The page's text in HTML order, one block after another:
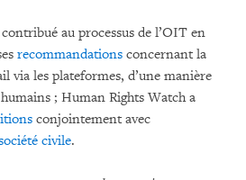
au processus de l’OIT en
recommandations concernant la
via les plateformes, d’une manière
; Human Rights Watch a
conjointement avec
civile.